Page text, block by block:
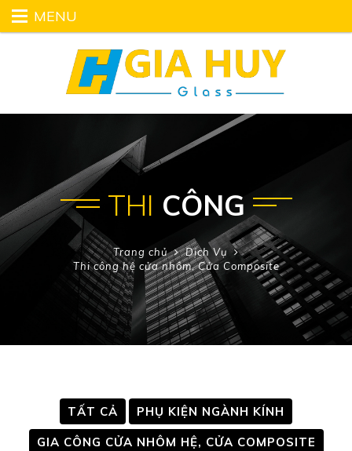
MENU
THI CÔNG
Trang chủ
Dịch Vụ
Thi công hệ cửa nhôm, Cửa Composite
TẤT CẢ PHỤ KIỆN NGÀNH KÍNH
GIA CÔNG CỬA NHÔM HỆ, CỬA COMPOSITE